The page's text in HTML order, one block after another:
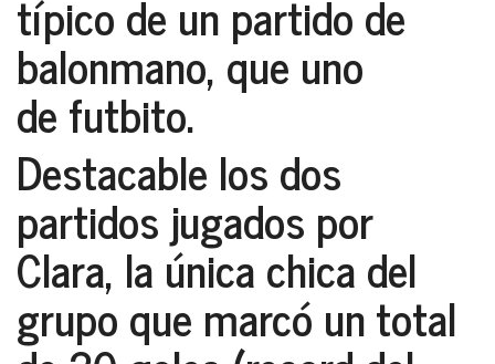
típico de un partido de
balonmano, que uno
de futbito.
Destacable los dos
partidos jugados por
Clara, la única chica del
grupo que marcó un total